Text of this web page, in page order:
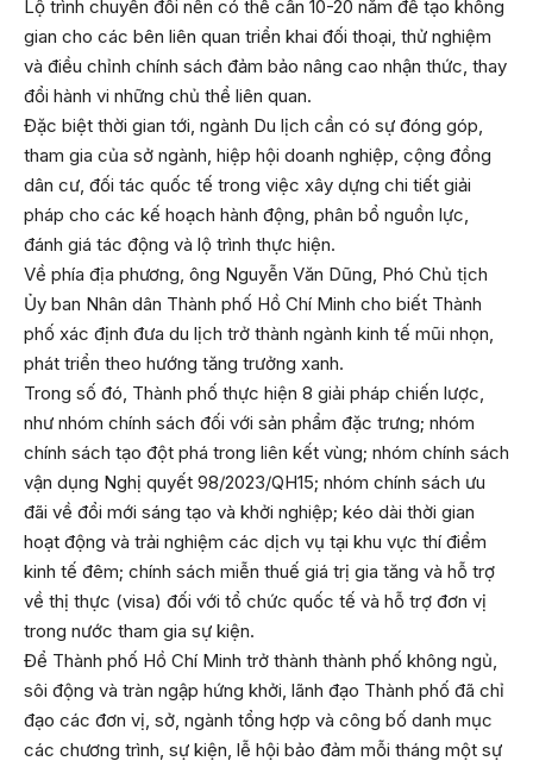
Lộ trình chuyển đổi nền có thể cần 10-20 năm để tạo không
gian cho các bên liên quan triển khai đối thoại, thử nghiệm
và điều chỉnh chính sách đảm bảo nâng cao nhận thức, thay
đổi hành vi những chủ thể liên quan.
Đặc biệt thời gian tới, ngành Du lịch cần có sự đóng góp,
tham gia của sở ngành, hiệp hội doanh nghiệp, cộng đồng
dân cư, đối tác quốc tế trong việc xây dựng chi tiết giải
pháp cho các kế hoạch hành động, phân bổ nguồn lực,
đánh giá tác động và lộ trình thực hiện.
Về phía địa phương, ông Nguyễn Văn Dũng, Phó Chủ tịch
Ủy ban Nhân dân Thành phố Hồ Chí Minh cho biết Thành
phố xác định đưa du lịch trở thành ngành kinh tế mũi nhọn,
phát triển theo hướng tăng trưởng xanh.
Trong số đó, Thành phố thực hiện 8 giải pháp chiến lược,
như nhóm chính sách đối với sản phẩm đặc trưng; nhóm
chính sách tạo đột phá trong liên kết vùng; nhóm chính sách
vận dụng Nghị quyết 98/2023/QH15; nhóm chính sách ưu
đãi về đổi mới sáng tạo và khởi nghiệp; kéo dài thời gian
hoạt động và trải nghiệm các dịch vụ tại khu vực thí điểm
kinh tế đêm; chính sách miễn thuế giá trị gia tăng và hỗ trợ
về thị thực (visa) đối với tổ chức quốc tế và hỗ trợ đơn vị
trong nước tham gia sự kiện.
Để Thành phố Hồ Chí Minh trở thành thành phố không ngủ,
sôi động và tràn ngập hứng khởi, lãnh đạo Thành phố đã chỉ
đạo các đơn vị, sở, ngành tổng hợp và công bố danh mục
các chương trình, sự kiện, lễ hội bảo đảm mỗi tháng một sự